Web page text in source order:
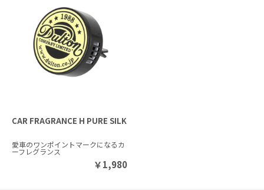
CAR FRAGRANCE H PURE SILK
愛車のワンポイントマークになるカ
ーフレグランス
￥1,980